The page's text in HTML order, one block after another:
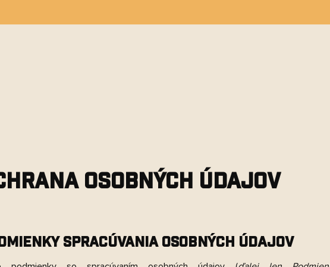
osobných údajov
spracúvania osobných údajov